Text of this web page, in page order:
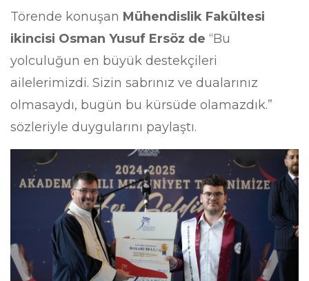
Törende konuşan Mühendislik Fakültesi
ikincisi Osman Yusuf Ersöz de “Bu
yolculuğun en büyük destekçileri
ailelerimizdi. Sizin sabrınız ve dualarınız
olmasaydı, bugün bu kürsüde olamazdık.”
sözleriyle duygularını paylaştı.